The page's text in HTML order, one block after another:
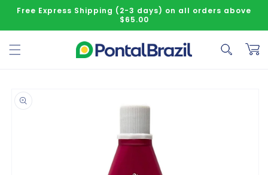
to content
Free Express Shipping (2-3 days) on all orders above
$65.00
Cart
information